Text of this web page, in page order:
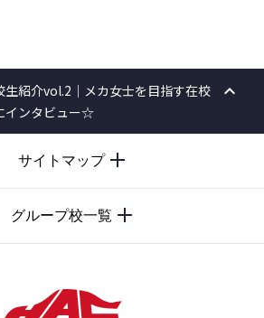
生紹介vol.2｜メカ女士を目指す在校
インタビュー☆
サイトマップ
グループ校一覧